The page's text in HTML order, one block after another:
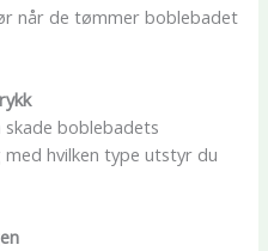
når de tømmer boblebadet
boblebadets
hvilken type utstyr du